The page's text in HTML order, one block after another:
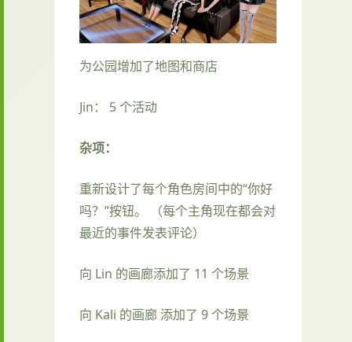
为公园增加了地图和商店
Jin： 5 个活动
杂项：
重新设计了每个角色房间中的“你好
吗？”按钮。 （每个主角现在都会对
最近的事件发表评论）
向 Lin 的画廊添加了 11 个场景
向 Kali 的画廊 添加了 9 个场景